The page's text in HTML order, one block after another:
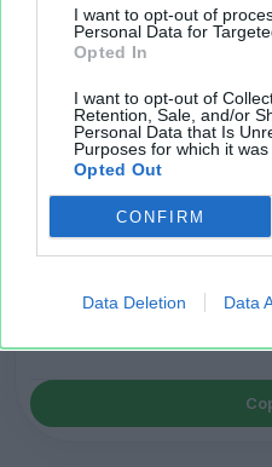
I want to opt-out of
Personal Data for
Opted In
I want to opt-out of
Retention, Sale, and/or
Personal Data that Is
Purposes for which it was
Opted Out
CONFIRM
Data Deletion Data
tableau sur un forum Web
Lien permanent vers la
fichier: